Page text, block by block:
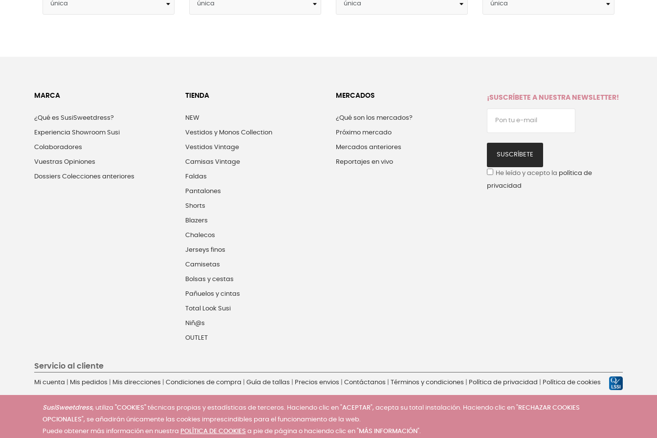
MARCA
¿Qué es SusiSweetdress?
Experiencia Showroom Susi
Colaboradores
Vuestras Opiniones
Dossiers Colecciones anteriores
TIENDA
NEW
Vestidos y Monos Collection
Vestidos Vintage
Camisas Vintage
Faldas
Pantalones
Shorts
Blazers
Chalecos
Jerseys finos
Camisetas
Bolsas y cestas
Pañuelos y cintas
Total Look Susi
Niñ@s
OUTLET
MERCADOS
¿Qué son los mercados?
Próximo mercado
Mercados anteriores
Reportajes en vivo
¡SUSCRÍBETE A NUESTRA NEWSLETTER!
SUSCRÍBETE
He leído y acepto la política de
privacidad
Servicio al cliente
Mi cuenta Mis pedidos Mis direcciones Condiciones de compra Guía de tallas Precios envios Contáctanos Términos y condiciones Política de privacidad Política de cookies
SusiSweetdress, utiliza "COOKIES" técnicas propias y estadísticas de terceros. Haciendo clic en "ACEPTAR", acepta su total instalación. Haciendo clic en "RECHAZAR COOKIES
OPCIONALES", se añadirán únicamente las cookies imprescindibles para el funcionamiento de la web.
Puede obtener más información en nuestra POLÍTICA DE COOKIES a pie de página o haciendo clic en "MÁS INFORMACIÓN".